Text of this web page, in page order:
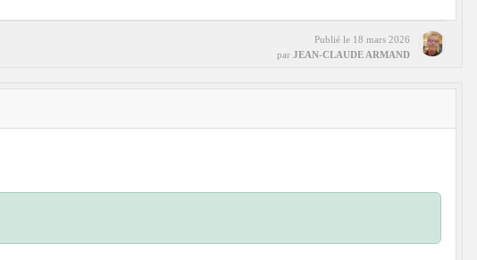
Publié le 18 mars 2026
par JEAN-CLAUDE ARMAND